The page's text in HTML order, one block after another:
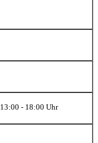
13:00 - 18:00 Uhr